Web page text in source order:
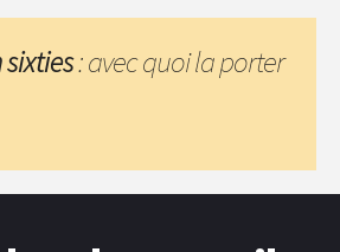
: avec quoi la porter